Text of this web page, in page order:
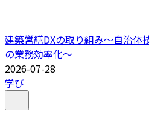
建築営繕DXの取り組み～自治体
の業務効率化～
2026-07-28
学び